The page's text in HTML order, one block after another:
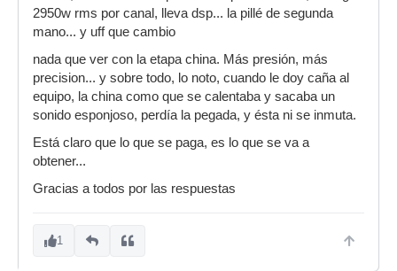
2950w rms por canal, lleva dsp... la pillé de segunda
mano... y uff que cambio
nada que ver con la etapa china. Más presión, más
precision... y sobre todo, lo noto, cuando le doy caña al
equipo, la china como que se calentaba y sacaba un
sonido esponjoso, perdía la pegada, y ésta ni se inmuta.
Está claro que lo que se paga, es lo que se va a
obtener...
Gracias a todos por las respuestas
1